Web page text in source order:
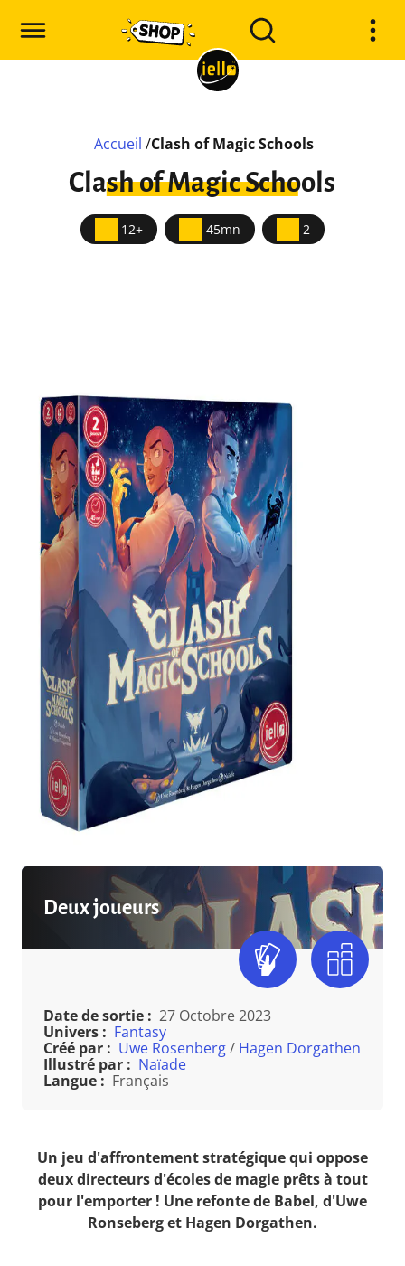
Accueil /Clash of Magic Schools
Clash of Magic Schools
12+ 45mn 2
Deux joueurs
Date de sortie : 27 Octobre 2023
Univers : Fantasy
Créé par : Uwe Rosenberg/ Hagen Dorgathen
Illustré par : Naïade
Langue : Français
Un jeu d'affrontement stratégique qui oppose
deux directeurs d'écoles de magie prêts à tout
pour l'emporter ! Une refonte de Babel, d'Uwe
Ronseberg et Hagen Dorgathen.